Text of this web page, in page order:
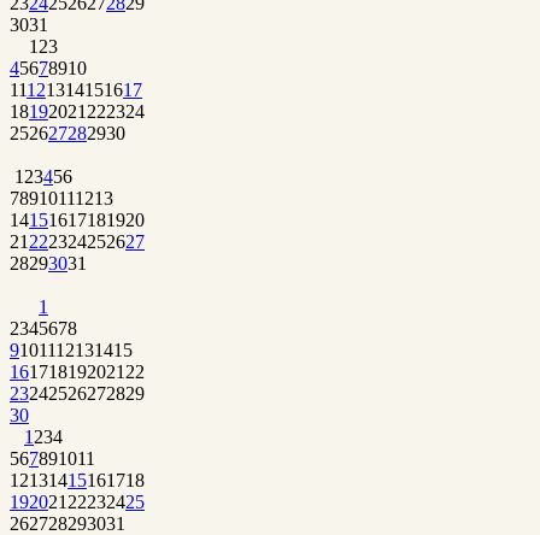
3031
1 23
45678910
11121314151617
18192021 222324
252627282930
1 23456
78910111213
14151617181920
21 222324252627
28293031
1
2345678
9101112131415
161718192021 22
23242526272829
30
1 234
567891011
12131415161718
192021 22232425
262728293031